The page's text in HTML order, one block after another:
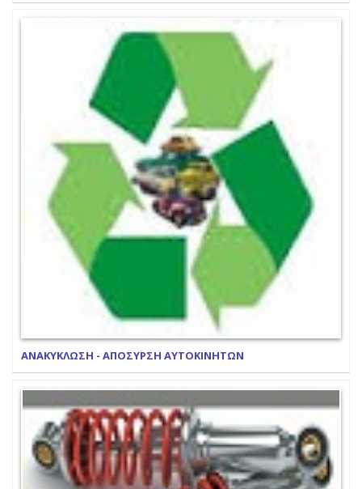
ΑΝΑΚΥΚΛΩΣΗ - ΑΠΟΣΥΡΣΗ ΑΥΤΟΚΙΝΗΤΩΝ